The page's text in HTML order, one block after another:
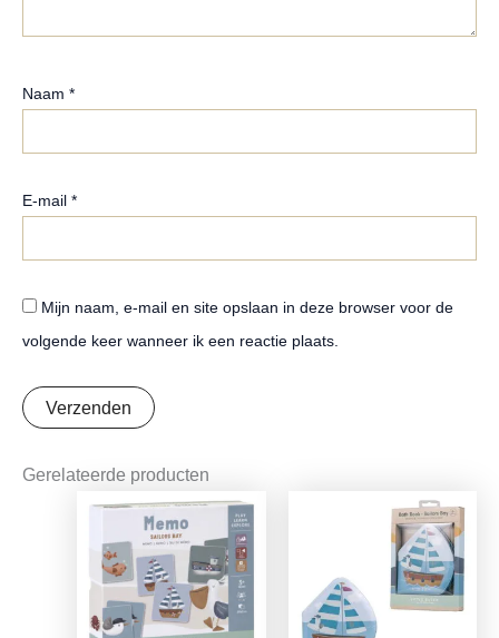
Naam *
E-mail *
Mijn naam, e-mail en site opslaan in deze browser voor de
volgende keer wanneer ik een reactie plaats.
Gerelateerde producten
Oorspronkelijke
prijs
was:
€11,99.
Huidige
prijs
is:
€9,47.
Oorspronkelijke
Huidige
prijs
€7,10.